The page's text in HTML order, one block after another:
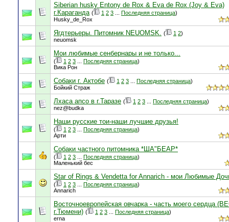
Siberian husky Entony de Rox & Eva de Rox (Joy & Eva)
г.Караганда ( 1 2 3 Последняя страница)
Husky_de_Rox
Ягдтерьеры. Питомник NEUOMSK. ( 1 2)
neuomsk
Мои любимые сенбернары и не только...
( 1 2 3 Последняя страница)
Вика Рон
Собаки г. Актобе ( 1 2 3 Последняя страница)
Бойкий Страж
Лхаса апсо в г.Таразе ( 1 2 3 Последняя страница)
nez@budka
Наши русские тои-наши лучшие друзья!
( 1 2 3 Последняя страница)
Арти
Собаки частного питомника *ША"БЕАР*
( 1 2 3 Последняя страница)
Маленький бес
Star of Rings & Vendetta for Annarich - мои Любимые
( 1 2 3 Последняя страница)
Annarich
Восточноевропейская овчарка - часть моего сердца
г.Тюмени) ( 1 2 3 Последняя страница)
erna